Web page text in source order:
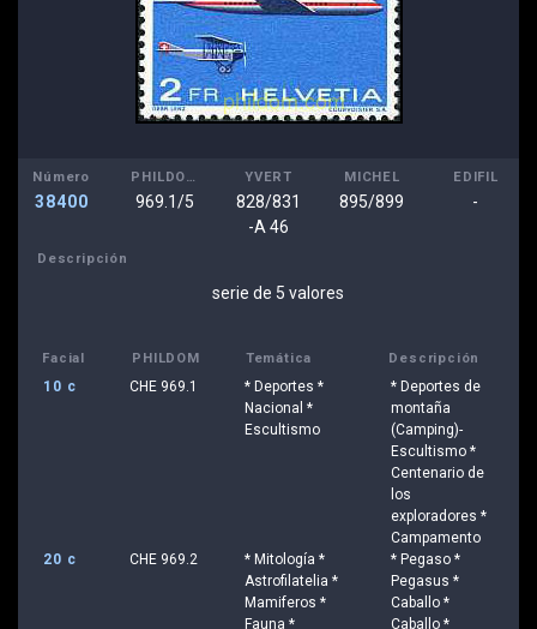
Número
38400
PHILDOM
969.1/5
YVERT
828/831
-A 46
MICHEL
895/899
EDIFIL
-
Descripción
serie de 5 valores
Facial PHILDOM Temática Descripción
10 c CHE 969.1
* Deportes *
Nacional *
Escultismo
* Deportes de
montaña
(Camping)-
Escultismo *
Centenario de
los
exploradores *
Campamento
20 c
CHE 969.2
* Mitología *
Astrofilatelia *
Mamiferos *
Fauna *
* Pegaso *
Pegasus *
Caballo *
Caballo *